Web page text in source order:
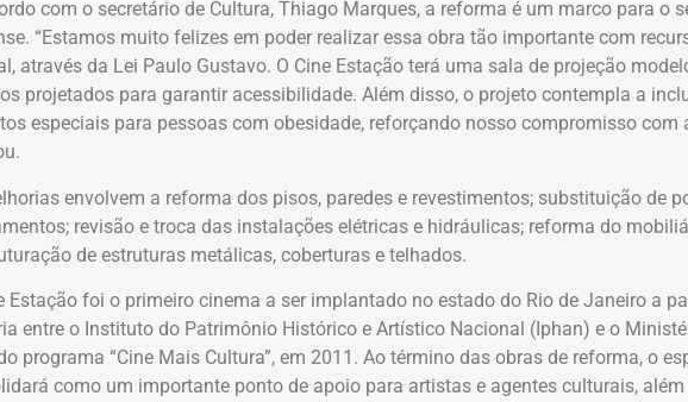
com o secretário de Cultura, Thiago Marques, a reforma é um marco para o
“Estamos muito felizes em poder realizar essa obra tão importante com
através da Lei Paulo Gustavo. O Cine Estação terá uma sala de projeção
projetados para garantir acessibilidade. Além disso, o projeto contempla a
especiais para pessoas com obesidade, reforçando nosso compromisso com
envolvem a reforma dos pisos, paredes e revestimentos; substituição de
revisão e troca das instalações elétricas e hidráulicas; reforma do
de estruturas metálicas, coberturas e telhados.
Estação foi o primeiro cinema a ser implantado no estado do Rio de Janeiro a
entre o Instituto do Patrimônio Histórico e Artístico Nacional (Iphan) e o
programa “Cine Mais Cultura”, em 2011. Ao término das obras de reforma, o
como um importante ponto de apoio para artistas e agentes culturais,